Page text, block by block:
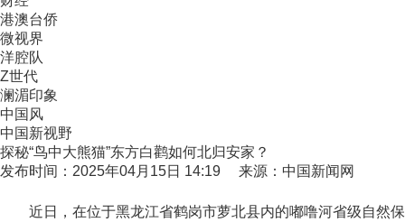
港澳台侨
微视界
洋腔队
Z世代
澜湄印象
中国风
中国新视野
探秘“鸟中大熊猫”东方白鹳如何北归安家？
发布时间：2025年04月15日 14:19 来源：中国新闻网
近日，在位于黑龙江省鹤岗市萝北县内的嘟噜河省级自然保